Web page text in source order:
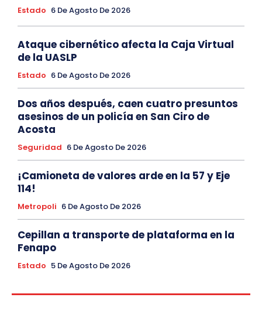
Estado 6 De Agosto De 2026
Ataque cibernético afecta la Caja Virtual
de la UASLP
Estado 6 De Agosto De 2026
Dos años después, caen cuatro presuntos
asesinos de un policía en San Ciro de
Acosta
Seguridad 6 De Agosto De 2026
¡Camioneta de valores arde en la 57 y Eje
114!
Metropoli 6 De Agosto De 2026
Cepillan a transporte de plataforma en la
Fenapo
Estado 5 De Agosto De 2026